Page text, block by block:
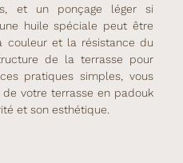
et un ponçage léger si
huile spéciale peut être
couleur et la résistance du
de la terrasse pour
pratiques simples, vous
votre terrasse en padouk
et son esthétique.